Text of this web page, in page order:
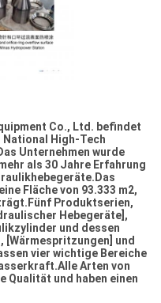
Co., Ltd. befindet
National High-Tech
Unternehmen wurde
als 30 Jahre Erfahrung
Fläche von 93.333 m2,
Produktserien,
Hebegeräte],
und dessen
und
vier wichtige Bereiche
Arten von
Qualität und haben einen